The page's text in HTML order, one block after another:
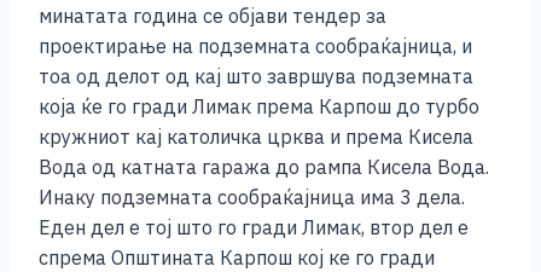
минатата година се објави тендер за
проектирање на подземната сообраќајница, и
тоа од делот од кај што завршува подземната
која ќе го гради Лимак према Карпош до турбо
кружниот кај католичка црква и према Кисела
Вода од катната гаража до рампа Кисела Вода.
Инаку подземната сообраќајница има 3 дела.
Еден дел е тој што го гради Лимак, втор дел е
спрема Општината Карпош кој ке го гради